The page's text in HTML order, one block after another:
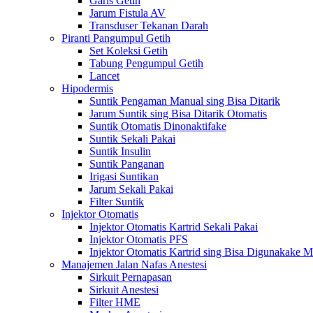
Jarum Fistula AV
Transduser Tekanan Darah
Piranti Pangumpul Getih
Set Koleksi Getih
Tabung Pengumpul Getih
Lancet
Hipodermis
Suntik Pengaman Manual sing Bisa Ditarik
Jarum Suntik sing Bisa Ditarik Otomatis
Suntik Otomatis Dinonaktifake
Suntik Sekali Pakai
Suntik Insulin
Suntik Panganan
Irigasi Suntikan
Jarum Sekali Pakai
Filter Suntik
Injektor Otomatis
Injektor Otomatis Kartrid Sekali Pakai
Injektor Otomatis PFS
Injektor Otomatis Kartrid sing Bisa Digunakake
Manajemen Jalan Nafas Anestesi
Sirkuit Pernapasan
Sirkuit Anestesi
Filter HME